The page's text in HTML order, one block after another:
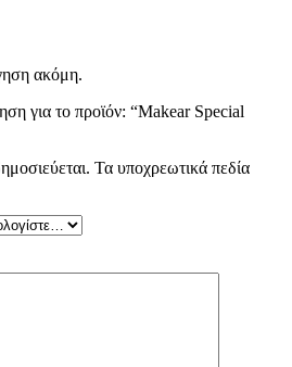
ακόμη.
για το προϊόν: “Makear Special
Τα υποχρεωτικά πεδία